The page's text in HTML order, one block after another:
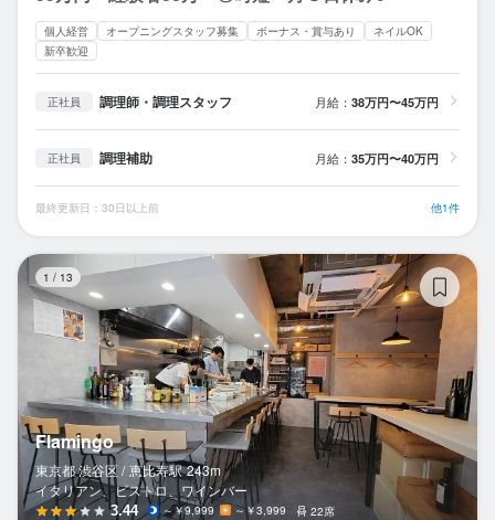
個人経営 オープニングスタッフ募集 ボーナス・賞与あり
ネイルOK
新卒歓迎
正社員 調理師・調理スタッフ 月給： 38万円〜45万円
正社員 調理補助 月給： 35万円〜40万円
最終更新日：30日以上前 他1件
1 / 13
Flamingo
東京都 渋谷区 / 恵比寿駅 243m
イタリアン、ビストロ、ワインバー
3.44 ～￥9,999 ～￥3,999 22席